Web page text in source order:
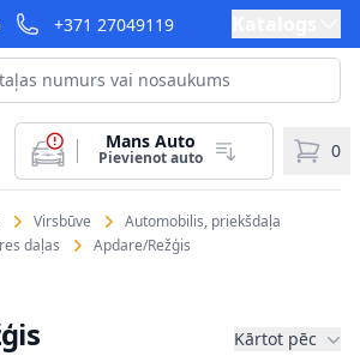
+371 27049119
Mans Auto
Pievienot auto 0
Virsbūve
Automobilis, priekšdaļa
daļas
Apdare/Režģis
Kārtot pēc